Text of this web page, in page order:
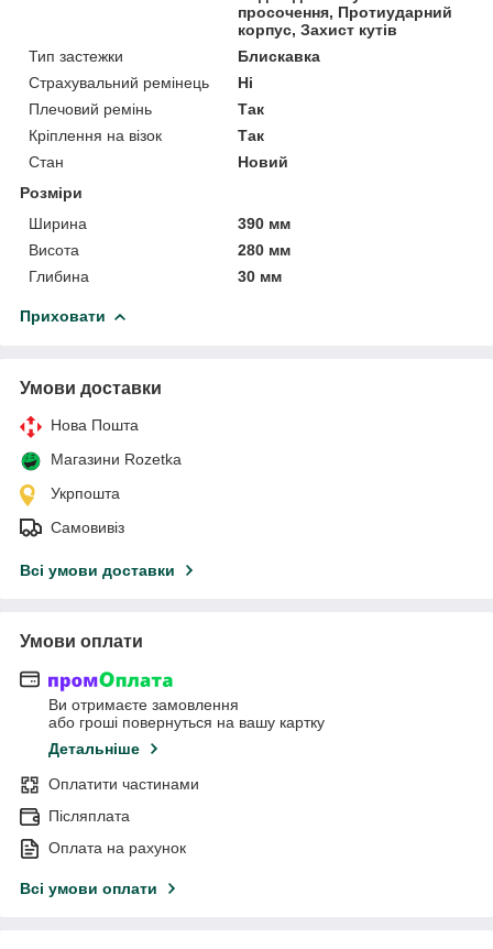
просочення, Протиударний
корпус, Захист кутів
Тип застежки
Блискавка
Страхувальний ремінець
Ні
Плечовий ремінь
Так
Кріплення на візок
Так
Стан
Новий
Розміри
Ширина
390 мм
Висота
280 мм
Глибина
30 мм
Приховати
Умови доставки
Нова Пошта
Магазини Rozetka
Укрпошта
Самовивіз
Всі умови доставки
Умови оплати
Ви отримаєте замовлення
або гроші повернуться на вашу картку
Детальніше
Оплатити частинами
Післяплата
Оплата на рахунок
Всі умови оплати